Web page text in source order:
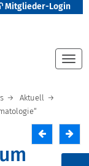
Mitglieder-Login
Aktuell